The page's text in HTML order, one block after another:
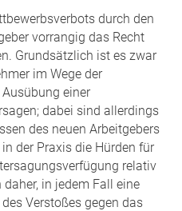
durch den
vorrangig das Recht
Grundsätzlich ist es zwar
im Wege der
einer
dabei sind allerdings
des neuen Arbeitgebers
der Praxis die Hürden für
relativ
in jedem Fall eine
Verstoßes gegen das